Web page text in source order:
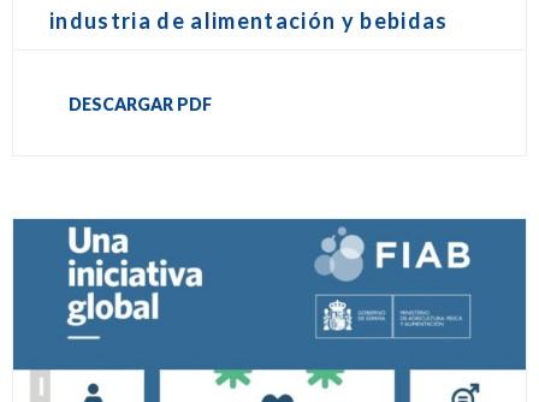
industria de alimentación y bebidas
DESCARGAR PDF